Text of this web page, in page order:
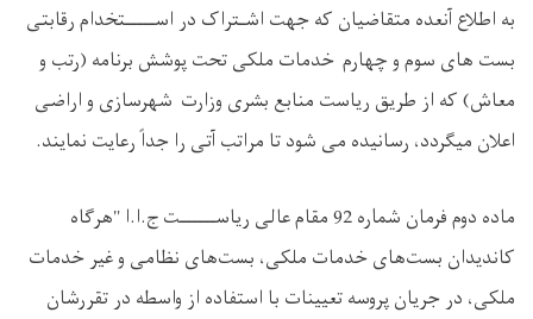
به اطلاع آنعده متقاضیان که جهت اشـتراک در اســـــتخدام رقابتی
بست های سوم و چهارم خدمات ملکی تحت پوشش برنامه (رتب و
معاش) که از طریق ریاست منابع بشری وزارت شهرسازی و اراضی
اعلان میگردد، رسانیده می ‌شود تا مراتب آتی را جداً رعایت نمایند.
ماده دوم فرمان شماره 92 مقام عالی ریاســــــت ج.ا.ا "هرگاه
کاندیدان بست‌های خدمات ملکی، بست‌های نظامی و غیر خدمات
ملکی، در جریان پروسه تعیینات با استفاده از واسطه در تقررشان